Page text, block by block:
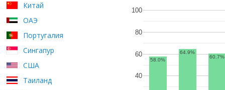
Китай
ОАЭ
Португалия
Сингапур
США
Таиланд
40
60
80
100
58.0%
64.9%
60.7%